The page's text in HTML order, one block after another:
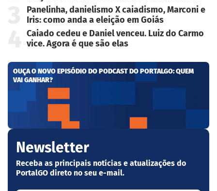
Panelinha, danielismo X caiadismo, Marconi e
Iris: como anda a eleição em Goiás
Caiado cedeu e Daniel venceu. Luiz do Carmo
vice. Agora é que são elas
OUÇA O NOVO EPISÓDIO DO PODCAST DO PORTALGO: QUEM
VAI GANHAR?
Newsletter
Receba as principais notícias e atualizações do
PortalGO direto no seu e-mail.